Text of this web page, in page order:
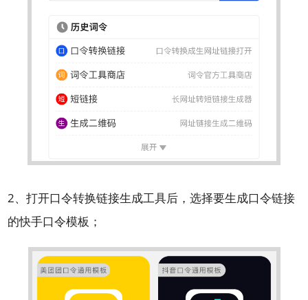
2、打开口令转换链接生成工具后，选择要生成口令链接
的快手口令模板；